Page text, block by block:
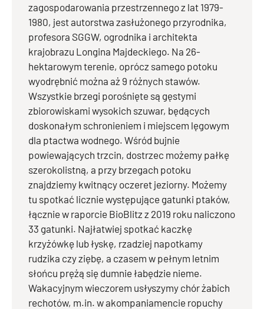
zagospodarowania przestrzennego z lat 1979-
1980, jest autorstwa zasłużonego przyrodnika,
profesora SGGW, ogrodnika i architekta
krajobrazu Longina Majdeckiego. Na 26-
hektarowym terenie, oprócz samego potoku
wyodrębnić można aż 9 różnych stawów.
Wszystkie brzegi porośnięte są gęstymi
zbiorowiskami wysokich szuwar, będących
doskonałym schronieniem i miejscem lęgowym
dla ptactwa wodnego. Wśród bujnie
powiewających trzcin, dostrzec możemy pałkę
szerokolistną, a przy brzegach potoku
znajdziemy kwitnący oczeret jeziorny. Możemy
tu spotkać licznie występujące gatunki ptaków,
łącznie w raporcie BioBlitz z 2019 roku naliczono
33 gatunki. Najłatwiej spotkać kaczkę
krzyżówkę lub łyskę, rzadziej napotkamy
rudzika czy ziębę, a czasem w pełnym letnim
słońcu prężą się dumnie łabędzie nieme.
Wakacyjnym wieczorem usłyszymy chór żabich
rechotów, m.in. w akompaniamencie ropuchy